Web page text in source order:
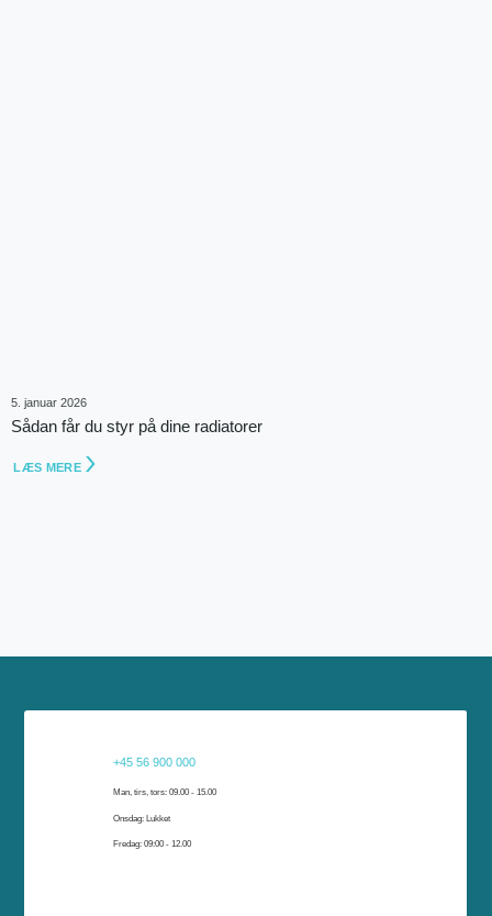
5. januar 2026
Sådan får du styr på dine radiatorer
LÆS MERE
mail eller komme forbi vores kundeservice i Rønne eller Nexø.
+45 56 900 000
Man, tirs, tors: 09.00 - 15.00
Onsdag: Lukket
Fredag: 09:00 - 12.00